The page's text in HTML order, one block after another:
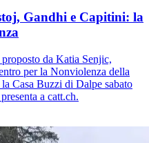
Gandhi e Capitini: la
da Katia Senjic,
per la Nonviolenza della
Casa Buzzi di Dalpe sabato
a catt.ch.